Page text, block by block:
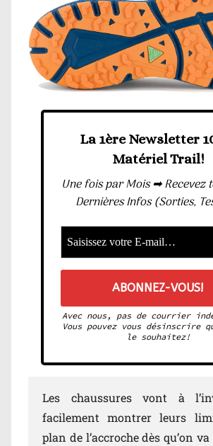
La 1ère Newsletter
Matériel Trail!
Une fois par Mois ➡ Recevez
Dernières Infos (Sorties,
Avec nous, pas de courrier
Vous pouvez vous désinscrire
le souhaitez!
Les chaussures vont à
facilement montrer leurs
plan de l’accroche dès qu’on